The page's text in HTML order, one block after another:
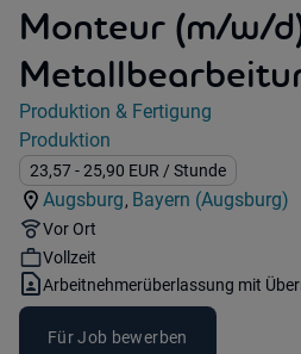
Monteur (m/w/
Jobdetails
Kategorie:
Produktion & Fertigung
Industry:
Produktion
Gehalt:
23,57- 25,90 EUR / Stunde
Standorte:
Augsburg,
Region:
Bayern (Augsburg)
Remote Option:
Vor Ort
Workhours:
Vollzeit
Vertragsart:
Arbeitnehmerüberlassung mit
Für Job bewerben